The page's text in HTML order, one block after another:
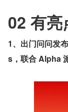
02 有亮
1、出门问问发
s，联合 Alpha